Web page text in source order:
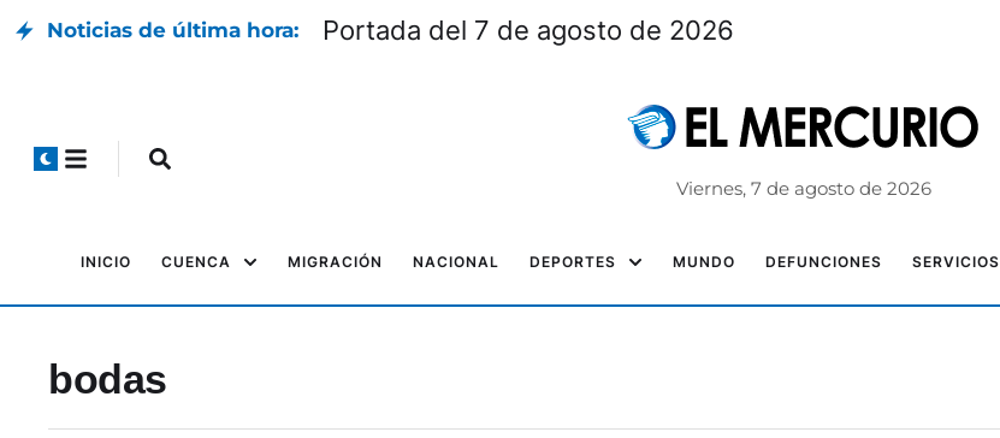
Noticias de última hora: Portada del 7 de agosto de 2026
Viernes, 7 de agosto de 2026
INICIO CUENCA MIGRACIÓN NACIONAL DEPORTES MUNDO DEFUNCIONES SERVICIOS
bodas